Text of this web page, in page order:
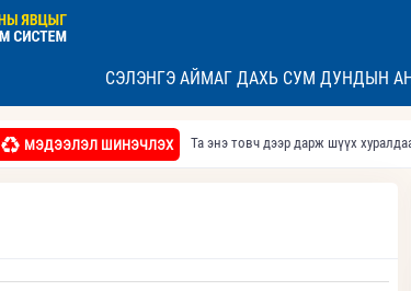
СЭЛЭНГЭ АЙМАГ ДАХЬ СУМ ДУНДЫН
МЭДЭЭЛЭЛ ШИНЭЧЛЭХ Та энэ товч дээр дарж шүүх